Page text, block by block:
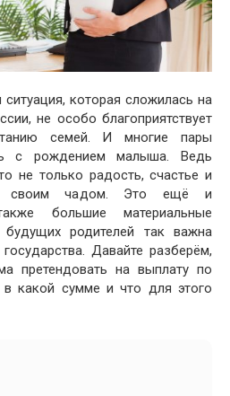
которая сложилась на
не особо благоприятствует
семей. И многие пары
с рождением малыша. Ведь
не только радость, счастье и
своим чадом. Это ещё и
большие материальные
родителей так важна
Давайте разберём,
претендовать на выплату по
какой сумме и что для этого